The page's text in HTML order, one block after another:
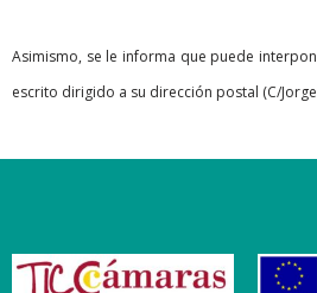
Asimismo, se le informa que puede
escrito dirigido a su dirección postal (C/